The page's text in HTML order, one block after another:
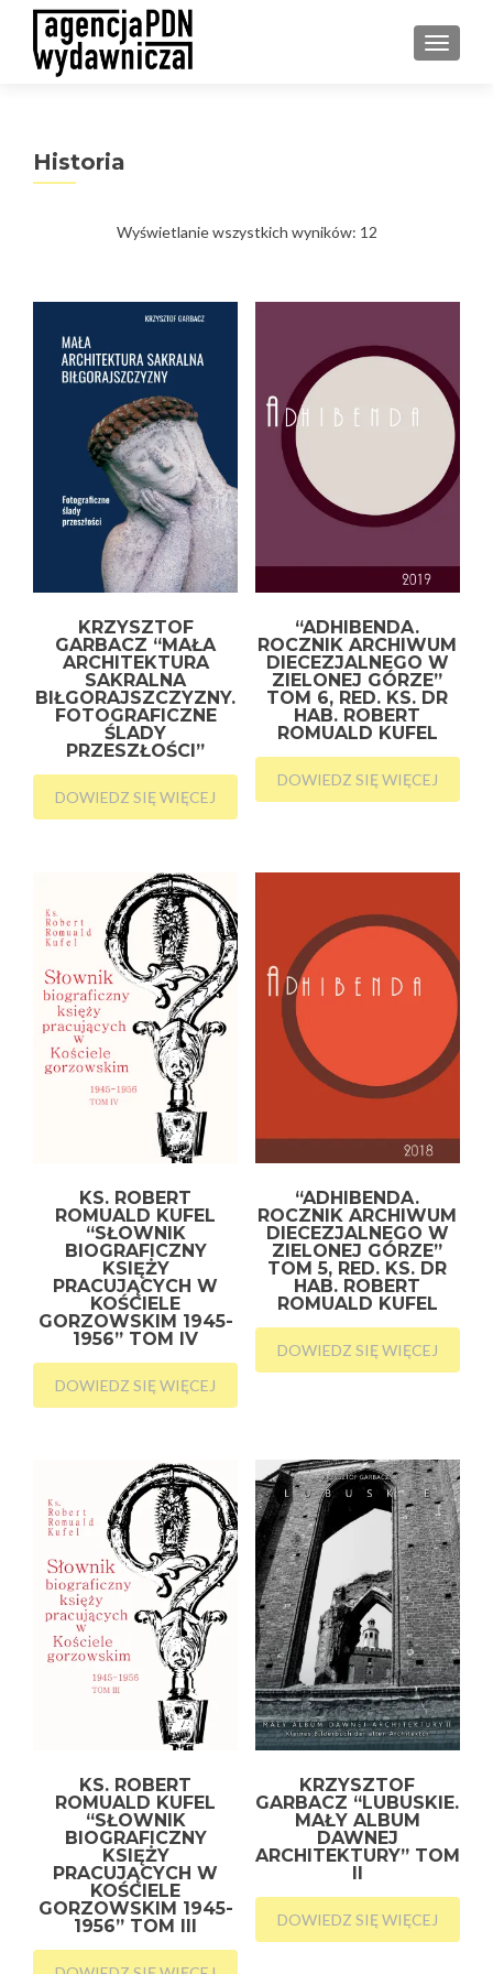
Historia
Wyświetlanie wszystkich wyników: 12Posortowane
KRZYSZTOF
GARBACZ “MAŁA
ARCHITEKTURA
SAKRALNA
BIŁGORAJSZCZYZNY.
FOTOGRAFICZNE
ŚLADY
PRZESZŁOŚCI”
DOWIEDZ SIĘ WIĘCEJ
“ADHIBENDA.
ROCZNIK ARCHIWUM
DIECEZJALNEGO W
ZIELONEJ GÓRZE”
TOM 6, RED. KS. DR
HAB. ROBERT
ROMUALD KUFEL
DOWIEDZ SIĘ WIĘCEJ
KS. ROBERT
ROMUALD KUFEL
“SŁOWNIK
BIOGRAFICZNY
KSIĘŻY
PRACUJĄCYCH W
KOŚCIELE
GORZOWSKIM 1945-
1956” TOM IV
DOWIEDZ SIĘ WIĘCEJ
“ADHIBENDA.
ROCZNIK ARCHIWUM
DIECEZJALNEGO W
ZIELONEJ GÓRZE”
TOM 5, RED. KS. DR
HAB. ROBERT
ROMUALD KUFEL
DOWIEDZ SIĘ WIĘCEJ
KS. ROBERT
ROMUALD KUFEL
“SŁOWNIK
BIOGRAFICZNY
KSIĘŻY
PRACUJĄCYCH W
KOŚCIELE
GORZOWSKIM 1945-
1956” TOM III
KRZYSZTOF
GARBACZ “LUBUSKIE.
MAŁY ALBUM
DAWNEJ
ARCHITEKTURY” TOM
DOWIEDZ SIĘ WIĘCEJ